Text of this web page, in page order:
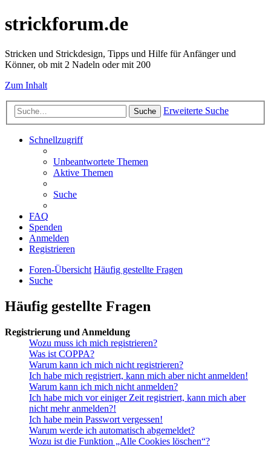
strickforum.de
Stricken und Strickdesign, Tipps und Hilfe für Anfänger und
Könner, ob mit 2 Nadeln oder mit 200
Zum Inhalt
Suche Erweiterte Suche
Schnellzugriff
Unbeantwortete Themen
Aktive Themen
Suche
FAQ
Spenden
Anmelden
Registrieren
Foren-Übersicht Häufig gestellte Fragen
Suche
Häufig gestellte Fragen
Registrierung und Anmeldung
Wozu muss ich mich registrieren?
Was ist COPPA?
Warum kann ich mich nicht registrieren?
Ich habe mich registriert, kann mich aber nicht anmelden!
Warum kann ich mich nicht anmelden?
Ich habe mich vor einiger Zeit registriert, kann mich aber
nicht mehr anmelden?!
Ich habe mein Passwort vergessen!
Warum werde ich automatisch abgemeldet?
Wozu ist die Funktion „Alle Cookies löschen“?